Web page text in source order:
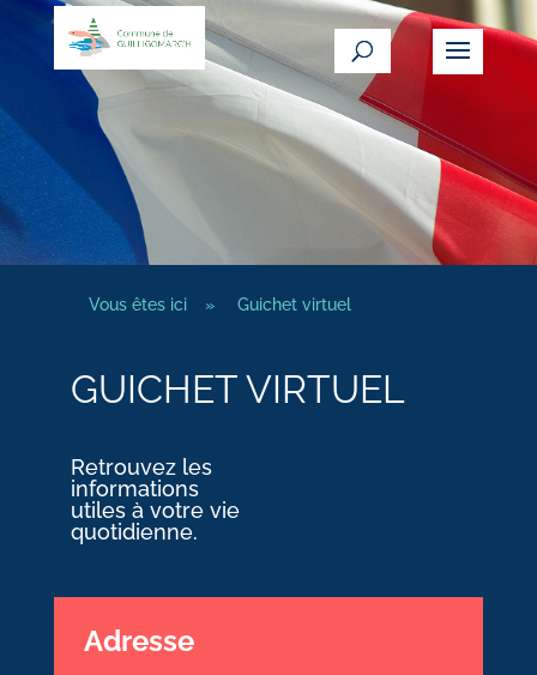
Vous êtes ici » Guichet virtuel
GUICHET VIRTUEL
Retrouvez les
informations
utiles à votre vie
quotidienne.
Adresse